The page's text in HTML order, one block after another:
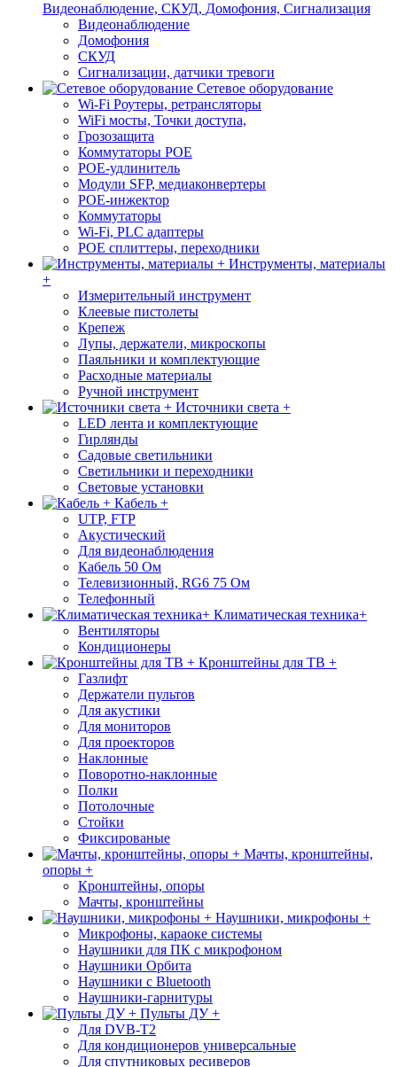
Видеонаблюдение, СКУД, Домофония, Сигнализация
Видеонаблюдение
Домофония
СКУД
Сигнализации, датчики тревоги
Сетевое оборудование
Wi-Fi Роутеры, ретрансляторы
WiFi мосты, Точки доступа,
Грозозащита
Коммутаторы POE
POE-удлинитель
Модули SFP, медиаконвертеры
POE-инжектор
Коммутаторы
Wi-Fi, PLC адаптеры
POE сплиттеры, переходники
Инструменты, материалы
+
Измерительный инструмент
Клеевые пистолеты
Крепеж
Лупы, держатели, микроскопы
Паяльники и комплектующие
Расходные материалы
Ручной инструмент
Источники света +
LED лента и комплектующие
Гирлянды
Садовые светильники
Светильники и переходники
Световые установки
Кабель +
UTP, FTP
Акустический
Для видеонаблюдения
Кабель 50 Ом
Телевизионный, RG6 75 Ом
Телефонный
Климатическая техника+
Вентиляторы
Кондиционеры
Кронштейны для ТВ +
Газлифт
Держатели пультов
Для акустики
Для мониторов
Для проекторов
Наклонные
Поворотно-наклонные
Полки
Потолочные
Стойки
Фиксированые
Мачты, кронштейны,
опоры +
Кронштейны, опоры
Мачты, кронштейны
Наушники, микрофоны +
Микрофоны, караоке системы
Наушники для ПК с микрофоном
Наушники Орбита
Наушники с Bluetooth
Наушники-гарнитуры
Пульты ДУ +
Для DVB-T2
Для кондиционеров универсальные
Для спутниковых ресиверов